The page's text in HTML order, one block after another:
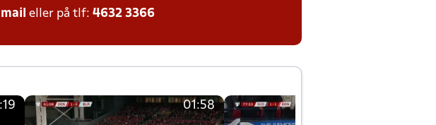
mail eller på tlf: 4632 3366
01:58